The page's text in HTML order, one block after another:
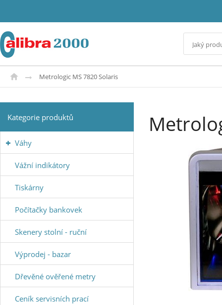
Metrologic MS 7820 Solaris
Kategorie produktů
Váhy
Vážní indikátory
Tiskárny
Počítačky bankovek
Skenery stolní - ruční
Výprodej - bazar
Dřevěné ověřené metry
Ceník servisních prací